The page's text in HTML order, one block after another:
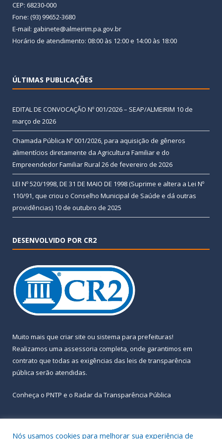
CEP: 68230-000
Fone: (93) 99652-3680
E-mail: gabinete@almeirim.pa.gov.br
Horário de atendimento: 08:00 às 12:00 e 14:00 às 18:00
ÚLTIMAS PUBLICAÇÕES
EDITAL DE CONVOCAÇÃO Nº 001/2026 – SEAP/ALMEIRIM 10 de
março de 2026
Chamada Pública Nº 001/2026, para aquisição de gêneros
alimentícios diretamente da Agricultura Familiar e do
Empreendedor Familiar Rural 26 de fevereiro de 2026
LEI Nº 520/1998, DE 31 DE MAIO DE 1998 (Suprime e altera a Lei Nº
110/91, que criou o Conselho Municipal de Saúde e dá outras
providências) 10 de outubro de 2025
DESENVOLVIDO POR CR2
Muito mais que criar site ou sistema para prefeituras!
Realizamos uma assessoria completa, onde garantimos em
contrato que todas as exigências das leis de transparência
pública serão atendidas.
Conheça o PNTP e o Radar da Transparência Pública
Nós usamos cookies para melhorar sua experiência de